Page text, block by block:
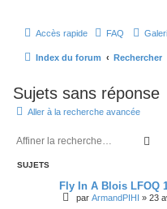
Accès rapide FAQ
Index du forum Rechercher
Sujets sans réponse
Aller à la recherche avancée
SUJETS
Fly In A Blois LFOQ
par ArmandPIHI » 23